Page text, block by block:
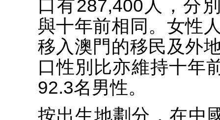
口有287,400人，分
與十年前相同。女性
移入澳門的移民及外
口性別比亦維持十年
92.3名男性。
按出生地劃分，在中